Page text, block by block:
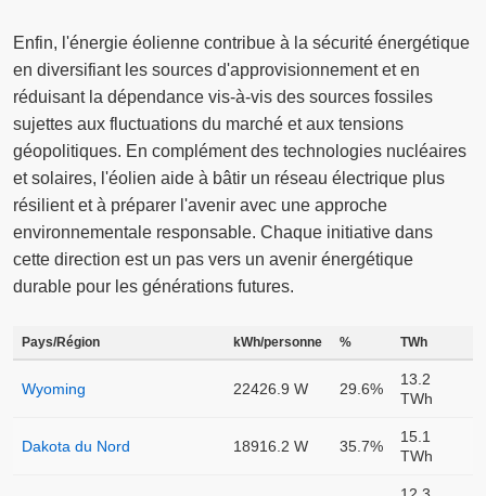
Enfin, l'énergie éolienne contribue à la sécurité énergétique
en diversifiant les sources d'approvisionnement et en
réduisant la dépendance vis-à-vis des sources fossiles
sujettes aux fluctuations du marché et aux tensions
géopolitiques. En complément des technologies nucléaires
et solaires, l'éolien aide à bâtir un réseau électrique plus
résilient et à préparer l'avenir avec une approche
environnementale responsable. Chaque initiative dans
cette direction est un pas vers un avenir énergétique
durable pour les générations futures.
Pays/Région kWh/personne % TWh
Wyoming 22426.9 W 29.6%
13.2
TWh
Dakota du Nord 18916.2 W 35.7%
15.1
TWh